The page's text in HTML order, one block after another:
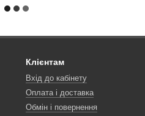
Клієнтам
Вхід до кабінету
Оплата і доставка
Обмін і повернення